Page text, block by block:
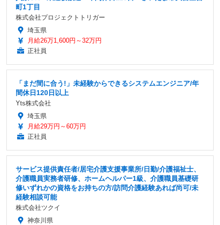
町1丁目
株式会社プロジェクトトリガー
埼玉県
月給26万1,600円～32万円
正社員
「まだ間に合う!」未経験からできるシステムエンジニア/年
間休日120日以上
Yts株式会社
埼玉県
月給29万円～60万円
正社員
サービス提供責任者/居宅介護支援事業所/日勤/介護福祉士、
介護職員実務者研修、ホームヘルパー1級、介護職員基礎研
修いずれかの資格をお持ちの方/訪問介護経験あれば尚可/未
経験相談可能
株式会社ツクイ
神奈川県